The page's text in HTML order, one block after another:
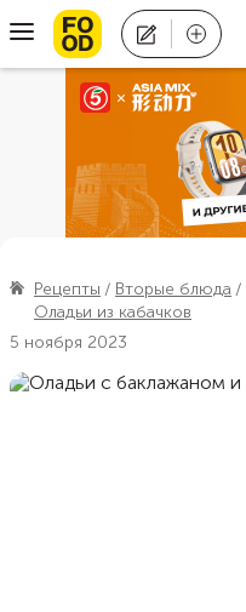
Рецепты Вторые блюда
Оладьи из кабачков
5 ноября 2023